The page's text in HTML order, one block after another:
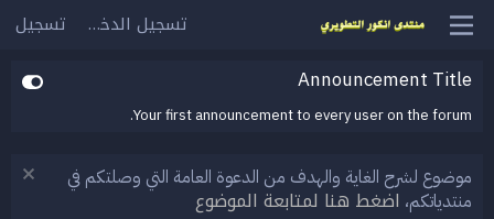
تسجيل الدخول تسجيل
Announcement Title
Your first announcement to every user on the forum.
موضوع لشرح الغاية والهدف من الدعوة العامة التي وصلتكم في
منتدياتكم، اضغط هنا لمتابعة الموضوع